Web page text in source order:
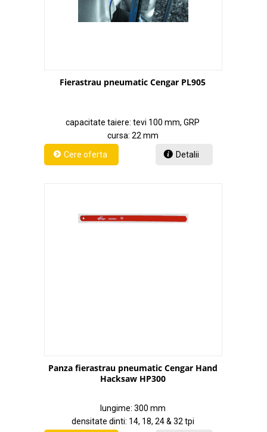
Fierastrau pneumatic Cengar PL905
capacitate taiere: tevi 100 mm, GRP
cursa: 22 mm
Detalii
Panza fierastrau pneumatic Cengar Hand
Hacksaw HP300
lungime: 300 mm
densitate dinti: 14, 18, 24 & 32 tpi